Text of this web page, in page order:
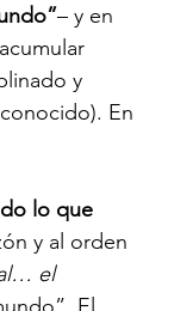
– y en
y
En
lo que
y al orden
el
El